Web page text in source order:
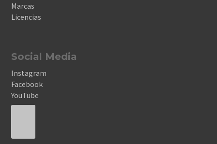
Marcas
Licencias
Social Media
Instagram
Facebook
YouTube